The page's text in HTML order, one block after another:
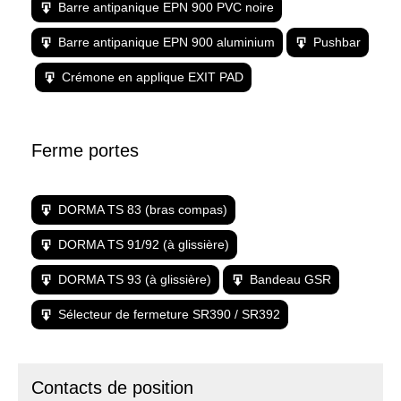
Barre antipanique EPN 900 PVC noire
Barre antipanique EPN 900 aluminium Pushbar
Crémone en applique EXIT PAD
Ferme portes
DORMA TS 83 (bras compas)
DORMA TS 91/92 (à glissière)
DORMA TS 93 (à glissière) Bandeau GSR
Sélecteur de fermeture SR390 / SR392
Contacts de position